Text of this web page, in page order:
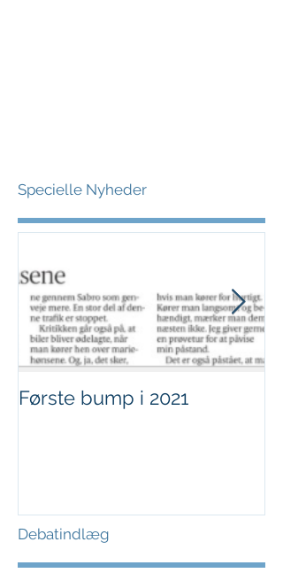
Specielle Nyheder
Første bump i 2021
Debatindlæg